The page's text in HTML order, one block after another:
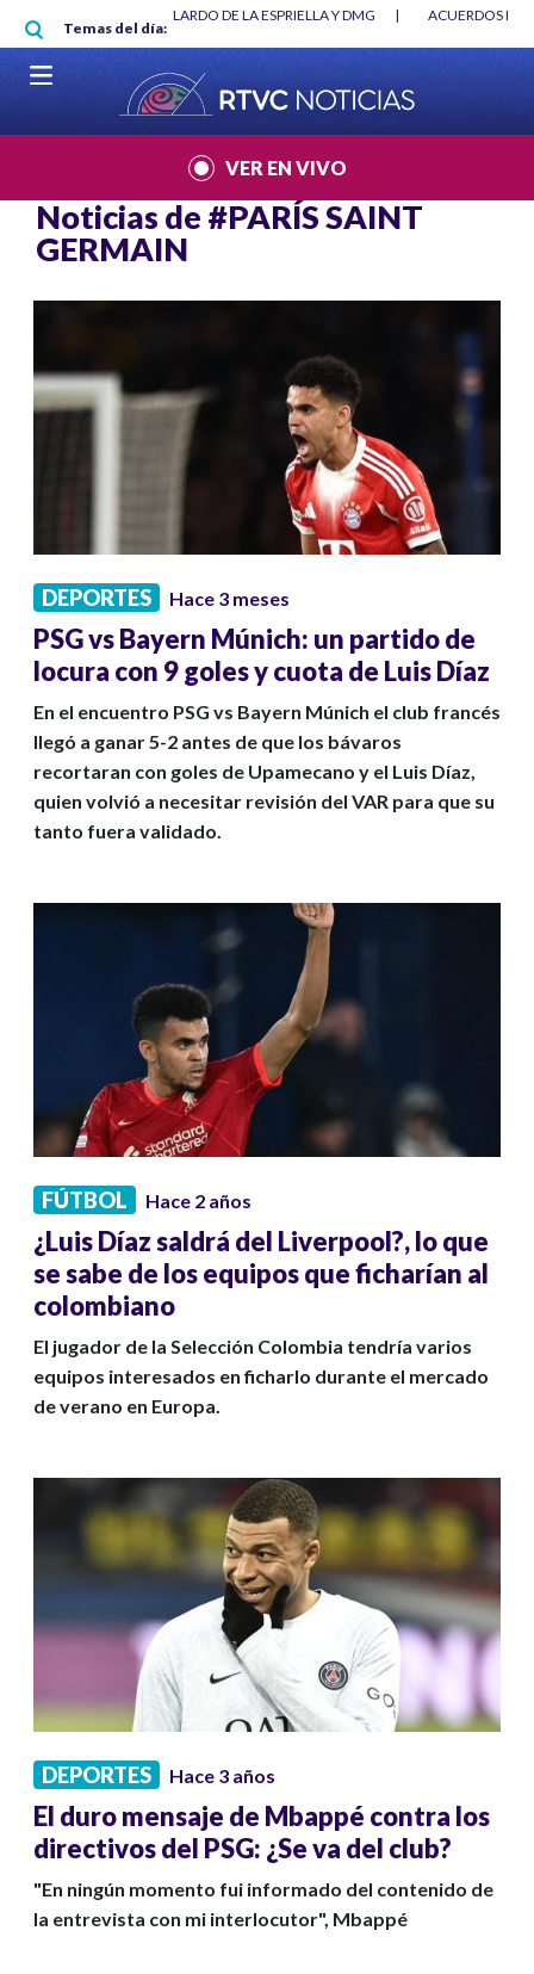
Pasar al contenido principal
Temas del día:
ABELARDO DE LA ESPRIELLA Y DMG | ACUERDOS
VER EN VIVO
Noticias de #PARÍS SAINT
GERMAIN
DEPORTES Hace 3 meses
PSG vs Bayern Múnich: un partido de
locura con 9 goles y cuota de Luis Díaz
En el encuentro PSG vs Bayern Múnich el club francés
llegó a ganar 5-2 antes de que los bávaros
recortaran con goles de Upamecano y el Luis Díaz,
quien volvió a necesitar revisión del VAR para que su
tanto fuera validado.
FÚTBOL Hace 2 años
¿Luis Díaz saldrá del Liverpool?, lo que
se sabe de los equipos que ficharían al
colombiano
El jugador de la Selección Colombia tendría varios
equipos interesados en ficharlo durante el mercado
de verano en Europa.
DEPORTES Hace 3 años
El duro mensaje de Mbappé contra los
directivos del PSG: ¿Se va del club?
"En ningún momento fui informado del contenido de
la entrevista con mi interlocutor", Mbappé